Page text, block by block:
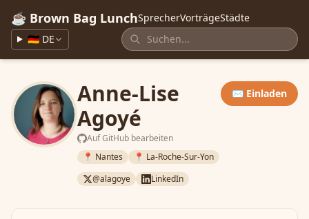
☕ Brown Bag LunchSprecherVorträgeStädte
🇩🇪 DE
Anne-Lise
Agoyé
Auf GitHub bearbeiten
✉️ Einladen
📍 Nantes
📍 La-Roche-Sur-Yon
@alagoye
LinkedIn